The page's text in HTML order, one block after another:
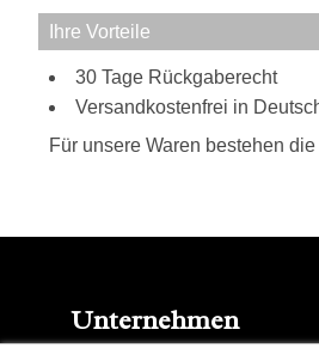
Metallplakette mit
Ihre Vorteile
30 Tage Rückgaberecht
Versandkostenfrei in
Für unsere Waren bestehen
Unternehmen